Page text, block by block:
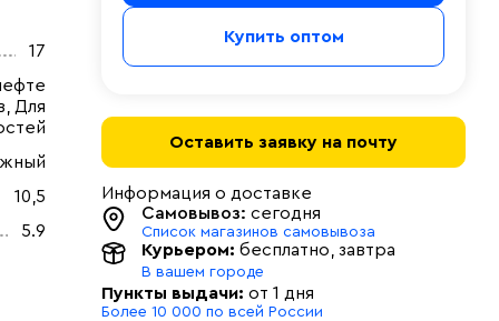
17
Для
10,5
5.9
Купить оптом
Оставить заявку на почту
Информация о доставке
Самовывоз: сегодня
Список магазинов самовывоза
Курьером: бесплатно , завтра
В вашем городе
Пункты выдачи: от 1 дня
Более 10 000 по всей России